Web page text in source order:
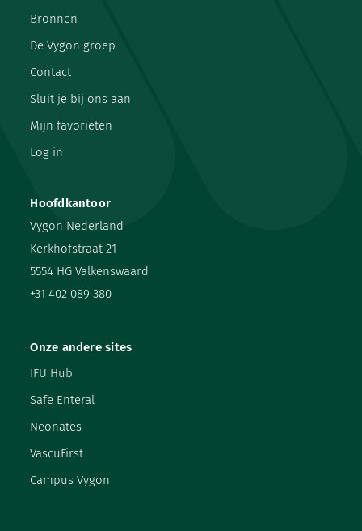
Hoofdkantoor
Vygon Nederland
Kerkhofstraat 21
5554 HG Valkenswaard
+31 402 089 380
Bronnen
De Vygon groep
Contact
Sluit je bij ons aan
Mijn favorieten
Log in
Onze andere sites
IFU Hub
Safe Enteral
Neonates
VascuFirst
Campus Vygon